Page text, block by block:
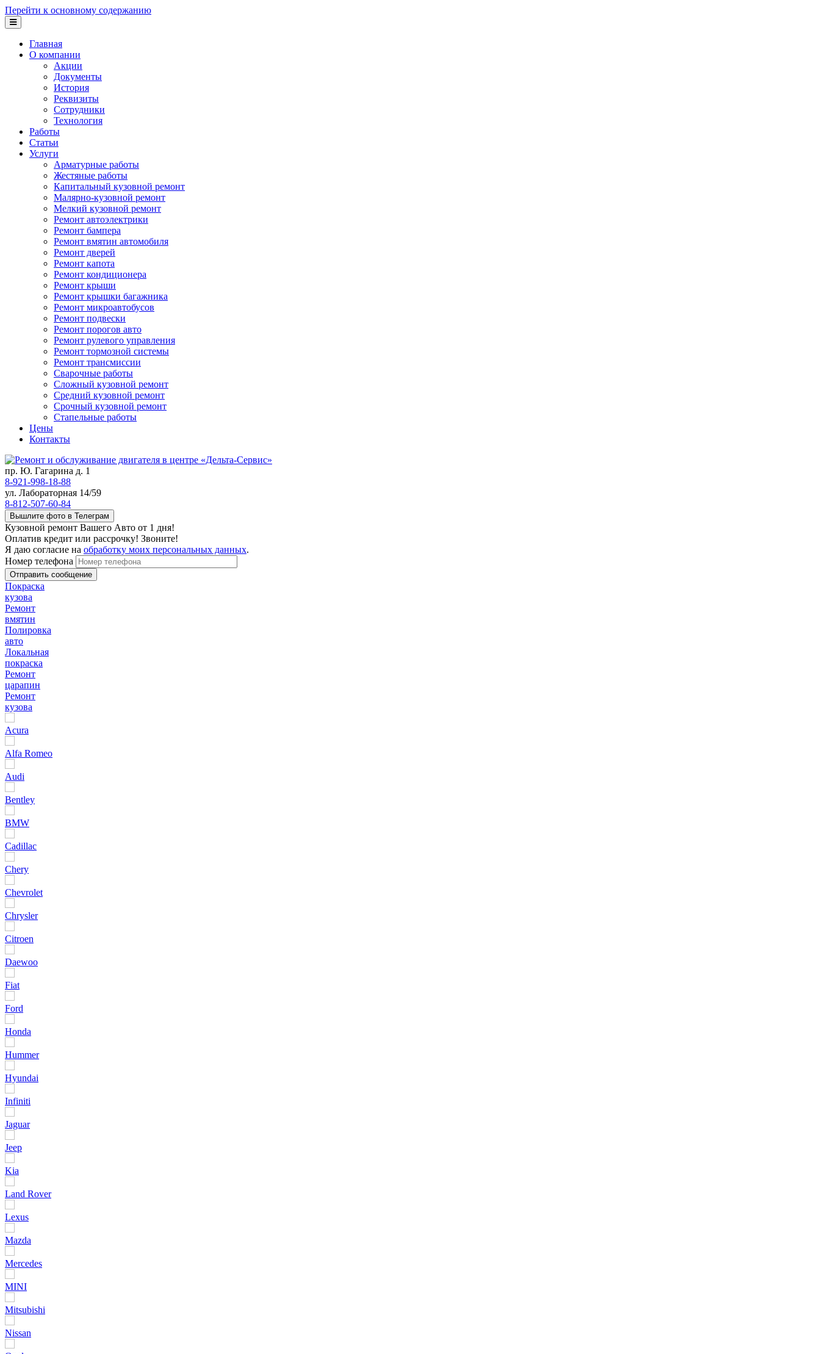
Перейти к основному содержанию
Главная
О компании
Акции
Документы
История
Реквизиты
Сотрудники
Технология
Работы
Статьи
Услуги
Арматурные работы
Жестяные работы
Капитальный кузовной ремонт
Малярно-кузовной ремонт
Мелкий кузовной ремонт
Ремонт автоэлектрики
Ремонт бампера
Ремонт вмятин автомобиля
Ремонт дверей
Ремонт капота
Ремонт кондиционера
Ремонт крыши
Ремонт крышки багажника
Ремонт микроавтобусов
Ремонт подвески
Ремонт порогов авто
Ремонт рулевого управления
Ремонт тормозной системы
Ремонт трансмиссии
Сварочные работы
Сложный кузовной ремонт
Средний кузовной ремонт
Срочный кузовной ремонт
Стапельные работы
Цены
Контакты
пр. Ю. Гагарина д. 1
8-921-998-18-88
ул. Лабораторная 14/59
8-812-507-60-84
Вышлите фото в Телеграм
Кузовной ремонт Вашего Авто от 1 дня!
Оплатив кредит или рассрочку! Звоните!
Я даю согласие на обработку моих персональных данных.
Номер телефона
Покраска
кузова
Ремонт
вмятин
Полировка
авто
Локальная
покраска
Ремонт
царапин
Ремонт
кузова
Acura
Alfa Romeo
Audi
Bentley
BMW
Cadillac
Chery
Chevrolet
Chrysler
Citroen
Daewoo
Fiat
Ford
Honda
Hummer
Hyundai
Infiniti
Jaguar
Jeep
Kia
Land Rover
Lexus
Mazda
Mercedes
MINI
Mitsubishi
Nissan